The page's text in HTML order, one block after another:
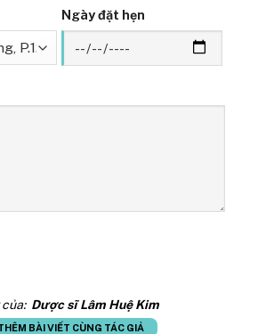
Ngày đặt hẹn
của: Dược sĩ Lâm Huệ Kim
BÀI VIẾT CÙNG TÁC GIẢ